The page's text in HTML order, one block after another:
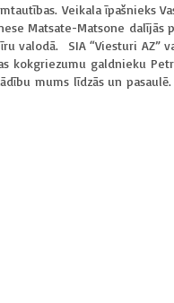
Veikala īpašnieks
Matsate-Matsone dalījās
valodā. SIA “Viesturi AZ”
kokgriezumu galdnieku
mums līdzās un